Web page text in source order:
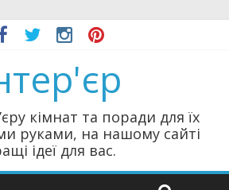
кімнат та поради для їх
руками, на нашому сайті
ідеї для вас.